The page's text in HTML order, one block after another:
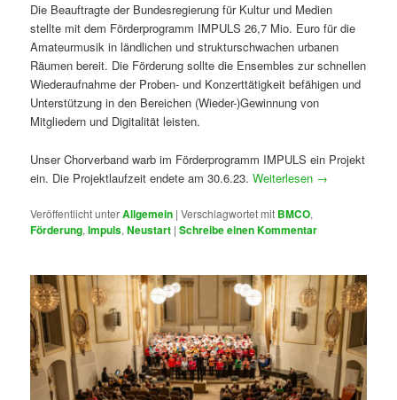
Die Beauftragte der Bundesregierung für Kultur und Medien
stellte mit dem Förderprogramm IMPULS 26,7 Mio. Euro für die
Amateurmusik in ländlichen und strukturschwachen urbanen
Räumen bereit. Die Förderung sollte die Ensembles zur schnellen
Wiederaufnahme der Proben- und Konzerttätigkeit befähigen und
Unterstützung in den Bereichen (Wieder-)Gewinnung von
Mitgliedern und Digitalität leisten.
Unser Chorverband warb im Förderprogramm IMPULS ein Projekt
ein. Die Projektlaufzeit endete am 30.6.23.Weiterlesen →
Veröffentlicht unterAllgemein |Verschlagwortet mit BMCO,
Förderung,Impuls,Neustart |Schreibe einen Kommentar